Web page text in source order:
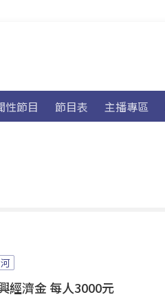
性節目 節目表 主播專區
經濟金 每人3000元